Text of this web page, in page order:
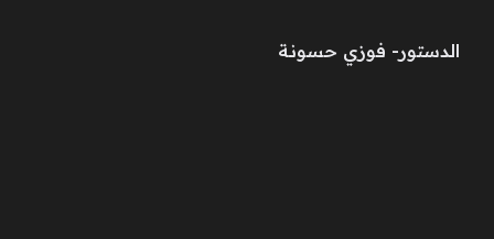
الدستور- فوزي حسونـة